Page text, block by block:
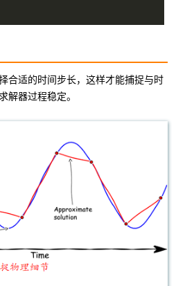
合适的时间步长，这样才能捕捉与时
解器过程稳定。